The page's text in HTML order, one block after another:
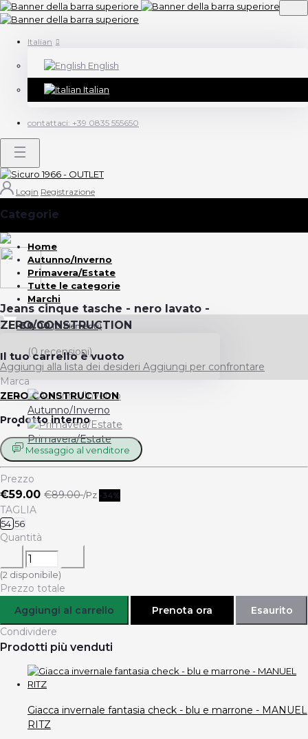
Italian
English
Italian
contattaci: +39 0835 555650
Login Registrazione
Categorie
Home
Autunno/Inverno
Primavera/Estate
Tutte le categorie
Marchi
€0.00 ( 0 Elementi)
Il tuo carrello è vuoto
Autunno/Inverno
Primavera/Estate
Jeans cinque tasche - nero lavato -
ZERO/CONSTRUCTION
(0 recensioni)
Aggiungi alla lista dei desideri Aggiungi per confrontare
Marca
ZERO CONSTRUCTION
Prodotto interno
Messaggio al venditore
Prezzo
€59.00 €89.00/Pz -34%
TAGLIA
5456
Quantità
(2 disponibile)
Prezzo totale
Aggiungi al carrello
Prenota ora
Esaurito
Condividere
Prodotti più venduti
Giacca invernale fantasia check - blu e marrone - MANUEL
RITZ